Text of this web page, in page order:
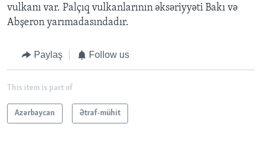
vulkanı var. Palçıq vulkanlarının əksəriyyəti Bakı və
Abşeron yarımadasındadır.
Paylaş Follow us
This item is part of
Azərbaycan Ətraf-mühit